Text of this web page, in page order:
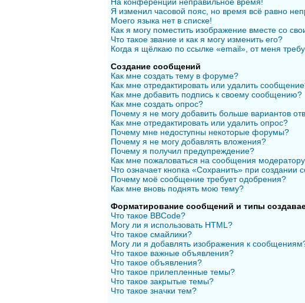
Я изменил часовой пояс, но время всё равно
Моего языка нет в списке!
Как я могу поместить изображение вместе со
Что такое звание и как я могу изменить его?
Когда я щёлкаю по ссылке «email», от меня
Создание сообщений
Как мне создать тему в форуме?
Как мне отредактировать или удалить
Как мне добавить подпись к своему сообщению?
Как мне создать опрос?
Почему я не могу добавить больше вариантов
Как мне отредактировать или удалить опрос?
Почему мне недоступны некоторые форумы?
Почему я не могу добавлять вложения?
Почему я получил предупреждение?
Как мне пожаловаться на сообщения
Что означает кнопка «Сохранить» при создании
Почему моё сообщение требует одобрения?
Как мне вновь поднять мою тему?
Форматирование сообщений и типы
Что такое BBCode?
Могу ли я использовать HTML?
Что такое смайлики?
Могу ли я добавлять изображения к
Что такое важные объявления?
Что такое объявления?
Что такое прилепленные темы?
Что такое закрытые темы?
Что такое значки тем?